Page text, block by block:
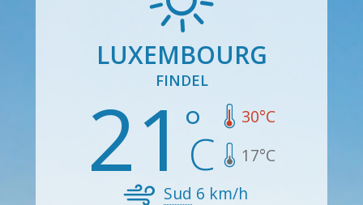
LUXEMBOURG
FINDEL
21 30°C
17°C
Sud 6 km/h